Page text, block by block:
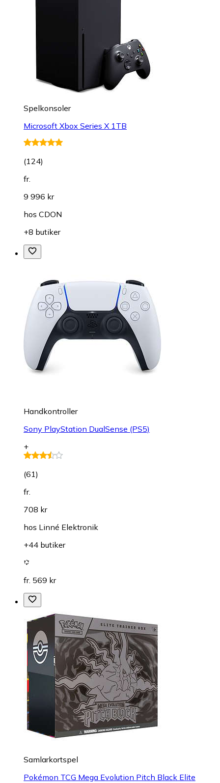
Spelkonsoler
Microsoft Xbox Series X 1TB
(124)
fr.
9 996 kr
hos CDON
+8 butiker
Handkontroller
Sony PlayStation DualSense (PS5)
+
(61)
fr.
708 kr
hos Linné Elektronik
+44 butiker
fr. 569 kr
Samlarkortspel
Pokémon TCG Mega Evolution Pitch Black Elite